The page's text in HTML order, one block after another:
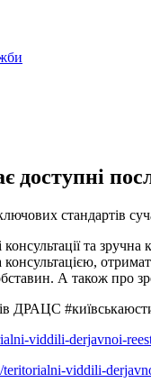
доступні
стандартів
та
А також про
ДРАЦС
viddili-derjavnoi-
teritorialni-viddili-